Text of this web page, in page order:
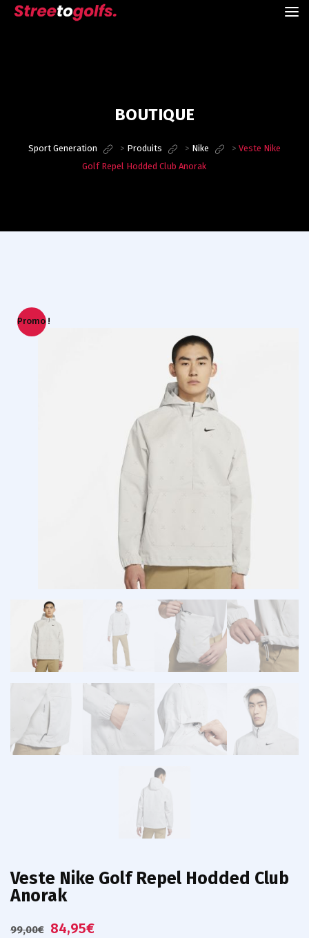
BOUTIQUE
Sport Generation > Produits > Nike > Veste Nike
Golf Repel Hodded Club Anorak
Promo !
Veste Nike Golf Repel Hodded Club
Anorak
99,00€ 84,95€